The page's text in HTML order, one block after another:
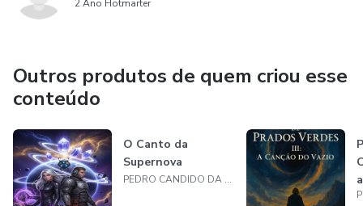
2 Ano Hotmarter
Outros produtos de quem criou esse
conteúdo
O Canto da
Supernova
PEDRO CANDIDO DA SILVA JUNIOR